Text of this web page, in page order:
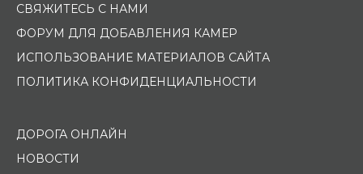
СВЯЖИТЕСЬ С НАМИ
ФОРУМ ДЛЯ ДОБАВЛЕНИЯ КАМЕР
ИСПОЛЬЗОВАНИЕ МАТЕРИАЛОВ САЙТА
ПОЛИТИКА КОНФИДЕНЦИАЛЬНОСТИ
ДОРОГА ОНЛАЙН
НОВОСТИ